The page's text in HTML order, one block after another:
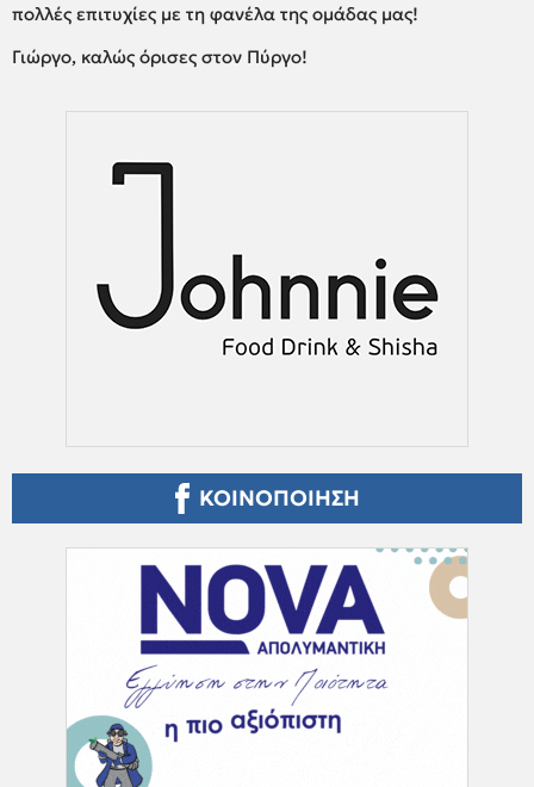
πολλές επιτυχίες με τη φανέλα της ομάδας μας!
Γιώργο, καλώς όρισες στον Πύργο!
ΚΟΙΝΟΠΟΙΗΣΗ